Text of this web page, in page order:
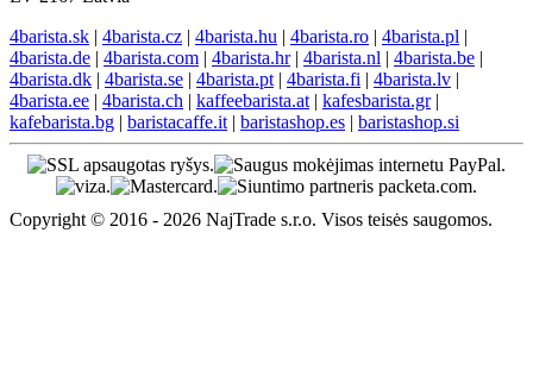
4barista.sk | 4barista.cz | 4barista.hu | 4barista.ro | 4barista.pl |
4barista.de | 4barista.com | 4barista.hr| 4barista.nl | 4barista.be |
4barista.dk | 4barista.se | 4barista.pt | 4barista.fi | 4barista.lv |
4barista.ee | 4barista.ch | kaffeebarista.at | kafesbarista.gr|
kafebarista.bg | baristacaffe.it | baristashop.es | baristashop.si
Copyright © 2016 - 2026 NajTrade s.r.o. Visos teisės saugomos.